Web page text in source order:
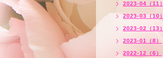
2023-04（11）
2023-03（10）
2023-02（13）
2023-01（8）
2022-12（6）